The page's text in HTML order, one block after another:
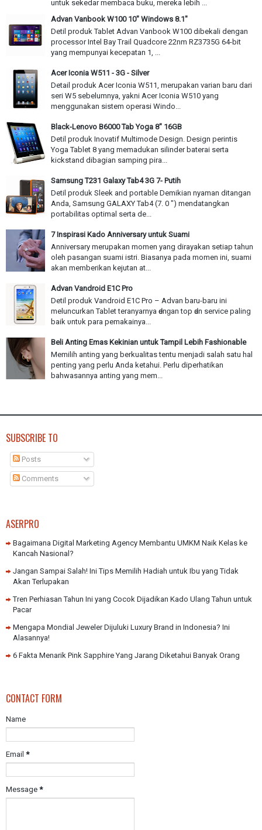
untuk sekedar membaca buku, mereka lebih ...
Advan Vanbook W100 10" Windows 8.1"
Detil produk Tablet Advan Vanbook W100 dibekali dengan
processor Intel Bay Trail Quadcore 22nm RZ3735G 64-bit
yang mempunyai kecepatan 1, ...
Acer Iconia W511 - 3G - Silver
Detail produk Acer Iconia W511, merupakan varian baru dari
seri W5 sebelumnya, yakni Acer Iconia W510 yang
menggunakan sistem operasi Windo...
Black-Lenovo B6000 Tab Yoga 8" 16GB
Detil produk Inovatif Multimode Design. Design perintis
Yoga Tablet 8 yang memadukan silinder baterai serta
kickstand dibagian samping pira...
Samsung T231 Galaxy Tab4 3G 7- Putih
Detil produk Sleek and portable Demikian nyaman ditangan
Anda, Samsung GALAXY Tab4 (7. 0 ") mendatangkan
portabilitas optimal serta de...
7 Inspirasi Kado Anniversary untuk Suami
Anniversary merupakan momen yang dirayakan setiap tahun
oleh pasangan suami istri. Biasanya pada momen ini, suami
akan memberikan kejutan at...
Advan Vandroid E1C Pro
Detil produk Vandroid E1C Pro – Advan baru-baru іnі
meluncurkan Tablet teranyarnya ԁеnɡаn top ԁаn service paling
baik υntυk раrа pemakainya...
Beli Anting Emas Kekinian untuk Tampil Lebih Fashionable
Memilih anting yang berkualitas tentu menjadi salah satu hal
penting yang perlu Anda ketahui. Perlu diperhatikan
bahwasannya anting yang mem...
SUBSCRIBE TO
Posts
Comments
ASERPRO
Bagaimana Digital Marketing Agency Membantu UMKM Naik Kelas ke
Kancah Nasional?
Jangan Sampai Salah! Ini Tips Memilih Hadiah untuk Ibu yang Tidak
Akan Terlupakan
Tren Perhiasan Tahun Ini yang Cocok Dijadikan Kado Ulang Tahun untuk
Pacar
Mengapa Mondial Jeweler Dijuluki Luxury Brand in Indonesia? Ini
Alasannya!
6 Fakta Menarik Pink Sapphire Yang Jarang Diketahui Banyak Orang
CONTACT FORM
Name
Email *
Message *